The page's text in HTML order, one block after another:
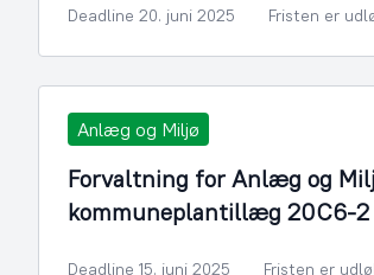
Deadline 20. juni 2025 Fristen er
Anlæg og Miljø
Forvaltning for Anlæg og
kommuneplantillæg 20C6-2
Deadline 15. juni 2025 Fristen er